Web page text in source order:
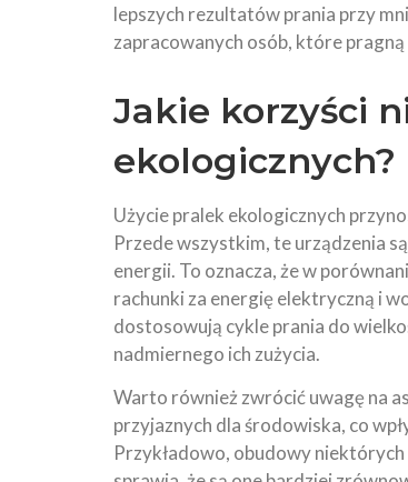
lepszych rezultatów prania przy
zapracowanych osób, które pragną
Jakie korzyści
ekologicznych?
Użycie pralek ekologicznych
Przede wszystkim, te urządzenia
energii. To oznacza, że w
rachunki za energię elektryczną i
dostosowują cykle prania do
nadmiernego ich zużycia.
Warto również zwrócić uwagę na
przyjaznych dla środowiska, co
Przykładowo, obudowy